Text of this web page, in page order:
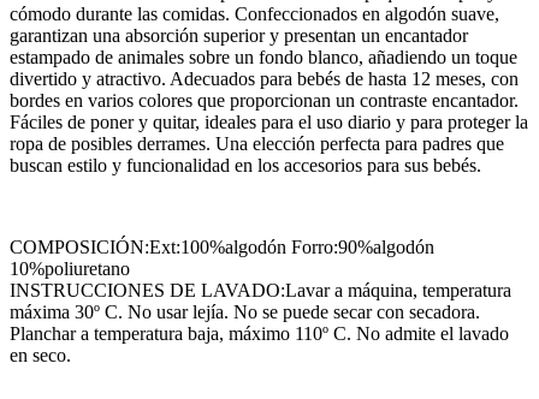
cómodo durante las comidas. Confeccionados en algodón suave,
garantizan una absorción superior y presentan un encantador
estampado de animales sobre un fondo blanco, añadiendo un toque
divertido y atractivo. Adecuados para bebés de hasta 12 meses, con
bordes en varios colores que proporcionan un contraste encantador.
Fáciles de poner y quitar, ideales para el uso diario y para proteger la
ropa de posibles derrames. Una elección perfecta para padres que
buscan estilo y funcionalidad en los accesorios para sus bebés.
COMPOSICIÓN:Ext:100%algodón Forro:90%algodón
10%poliuretano
INSTRUCCIONES DE LAVADO:Lavar a máquina, temperatura
máxima 30º C. No usar lejía. No se puede secar con secadora.
Planchar a temperatura baja, máximo 110º C. No admite el lavado
en seco.